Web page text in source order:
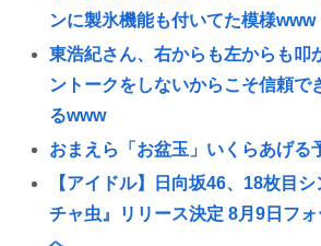
ンに製氷機能も付いてた模様www
東浩紀さん、右からも左からも叩
ントークをしないからこそ信頼で
るwww
おまえら「お盆玉」いくらあげる
【アイドル】日向坂46、18枚目
チャ虫』リリース決定 8月9日フ